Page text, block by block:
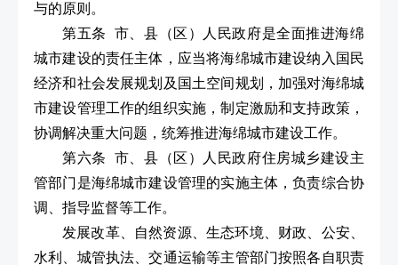
与的原则。
第五条 市、县（区）人民政府是全面推进海绵
城市建设的责任主体，应当将海绵城市建设纳入国民
经济和社会发展规划及国土空间规划，加强对海绵城
市建设管理工作的组织实施，制定激励和支持政策，
协调解决重大问题，统筹推进海绵城市建设工作。
第六条 市、县（区）人民政府住房城乡建设主
管部门是海绵城市建设管理的实施主体，负责综合协
调、指导监督等工作。
发展改革、自然资源、生态环境、财政、公安、
水利、城管执法、交通运输等主管部门按照各自职责